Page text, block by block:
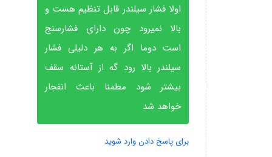
اولا فشار سیلندر قابل تنظیم هست و
بالا نمیرود چون دارای فشارسنج
است دوما اگر به هر دلیلی فشار
سیلندر بالا رود گه از آستانه سقف
بیشتر شود مطمنا باعث انفجار
خواهد شد
برای پاسخ دادن وارد شوید